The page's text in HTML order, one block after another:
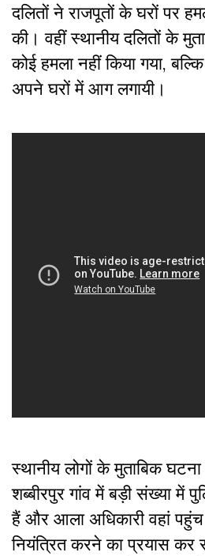
दलितों ने राजपूतों के घरों पर
की। वहीं स्थानीय दलितों के
कोई हमला नहीं किया गया,
अपने घरों में आग लगायी।
स्थानीय लोगों के मुताबिक घटना
शब्बीरपुर गांव में बड़ी संख्या में
हैं और आला अधिकारी वहां
नियंत्रित करने का प्रयास कर